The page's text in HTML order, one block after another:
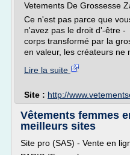
Vetements De Grossesse
Ce n'est pas parce que
n'avez pas le droit d'-être
corps transformé par la
en valeur, les créateurs ne
Lire la suite
Site : http://
Vêtements femmes
meilleurs sites
Site pro (SAS) - Vente en